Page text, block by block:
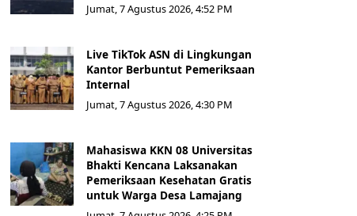
Jumat, 7 Agustus 2026, 4:52 PM
Live TikTok ASN di Lingkungan
Kantor Berbuntut Pemeriksaan
Internal
Jumat, 7 Agustus 2026, 4:30 PM
Mahasiswa KKN 08 Universitas
Bhakti Kencana Laksanakan
Pemeriksaan Kesehatan Gratis
untuk Warga Desa Lamajang